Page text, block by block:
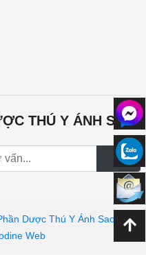
THÚ Y ÁNH SAO
Dược Thú Y Ánh Sao
A
Web